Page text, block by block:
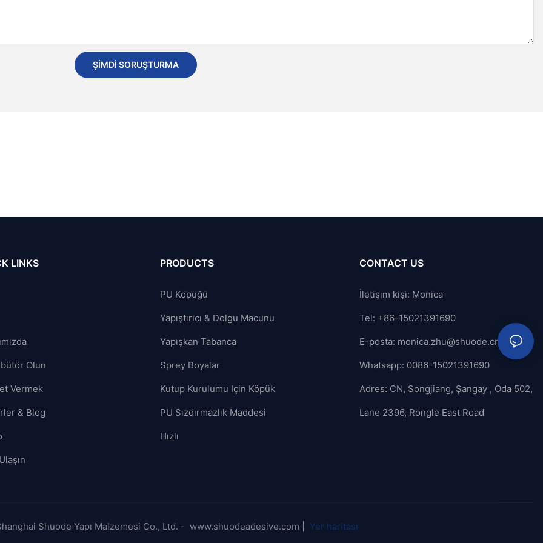
ŞIMDI SORUŞTURMA
LINKS
Olun
Vermek
& Blog
PRODUCTS
PU Köpüğü
Yapıştırıcı & Dolgu Macunu
Yapışkan Tabanca
Sprey Boyalar
Kutup Kurulumu Için Köpük
PU Sızdırmazlık Maddesi
Hızlı
CONTACT US
İletişim kişi: Monica
Tel: +86-15021391690
E-posta: monica.zhu@shuode.cn
Whatsapp: 0086-15021391690
Adres: CN, Songjiang, Şangay , Oda 502,
Lane 2396, Rongle East Road
Shuode Yapı Malzemesi Co., Ltd. - www.shuodeadesive.com | Yer haritası